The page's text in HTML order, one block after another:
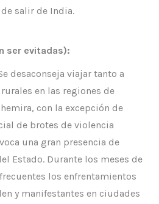
salir de India.
ser evitadas):
desaconseja viajar tanto a
en las regiones de
con la excepción de
de brotes de violencia
una gran presencia de
Estado. Durante los meses de
los enfrentamientos
y manifestantes en ciudades